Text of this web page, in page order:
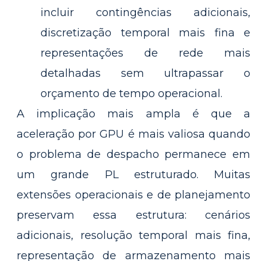
incluir contingências adicionais,
discretização temporal mais fina e
representações de rede mais
detalhadas sem ultrapassar o
orçamento de tempo operacional.
A implicação mais ampla é que a
aceleração por GPU é mais valiosa quando
o problema de despacho permanece em
um grande PL estruturado. Muitas
extensões operacionais e de planejamento
preservam essa estrutura: cenários
adicionais, resolução temporal mais fina,
representação de armazenamento mais